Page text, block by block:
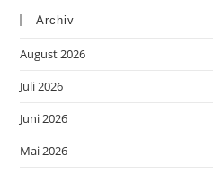
Archiv
August 2026
Juli 2026
Juni 2026
Mai 2026